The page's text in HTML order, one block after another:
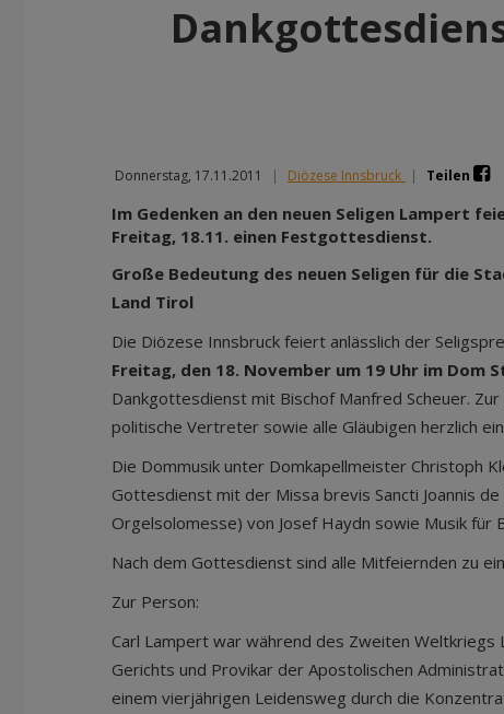
Donnerstag, 17.11.2011 | Diözese Innsbruck | Teilen
Im Gedenken an den neuen Seligen Lampert
Freitag, 18.11. einen Festgottesdienst.
Große Bedeutung des neuen Seligen für die
Land Tirol
Die Diözese Innsbruck feiert anlässlich der
Freitag, den 18. November um 19 Uhr im Dom
Dankgottesdienst mit Bischof Manfred Scheuer.
politische Vertreter sowie alle Gläubigen herzlich
Die Dommusik unter Domkapellmeister Christoph
Gottesdienst mit der Missa brevis Sancti Joannis de
Orgelsolomesse) von Josef Haydn sowie Musik für
Nach dem Gottesdienst sind alle Mitfeiernden zu
Zur Person:
Carl Lampert war während des Zweiten Weltkriegs
Gerichts und Provikar der Apostolischen
einem vierjährigen Leidensweg durch die